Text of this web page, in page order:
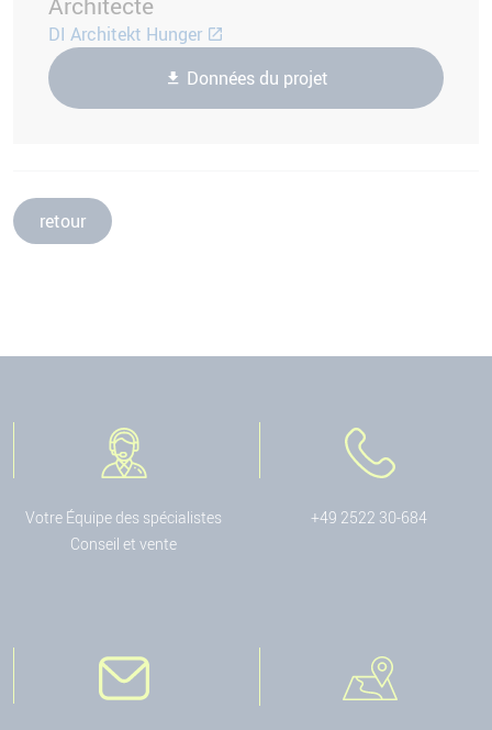
DI Architekt Hunger
Données du projet
retour
Votre Équipe des spécialistes
Conseil et vente
+49 2522 30-684